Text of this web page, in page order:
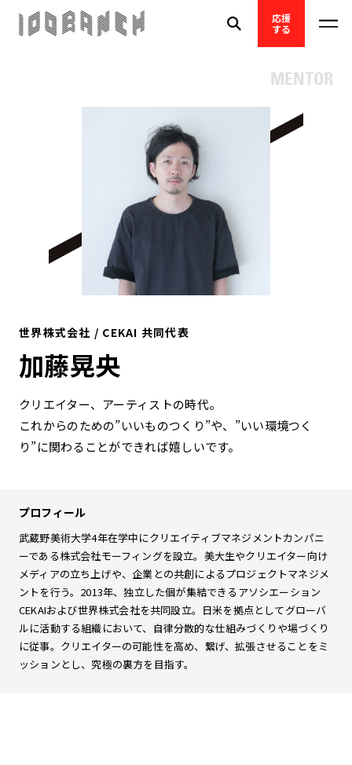
応援
する
MENTOR
世界株式会社 / CEKAI 共同代表
加藤晃央
クリエイター、アーティストの時代。
これからのための”いいものつくり”や、”いい環境つく
り”に関わることができれば嬉しいです。
プロフィール
武蔵野美術大学4年在学中にクリエイティブマネジメントカンパニ
ーである株式会社モーフィングを設立。美大生やクリエイター向け
メディアの立ち上げや、企業との共創によるプロジェクトマネジメ
ントを行う。2013年、独立した個が集結できるアソシエーション
CEKAIおよび世界株式会社を共同設立。日米を拠点としてグローバ
ルに活動する組織において、自律分散的な仕組みづくりや場づくり
に従事。クリエイターの可能性を高め、繋げ、拡張させることをミ
ッションとし、究極の裏方を目指す。